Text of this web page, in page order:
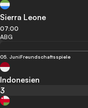
Sierra Leone
07:00
ABG
05. JuniFreundschaftsspiele
Indonesien
3